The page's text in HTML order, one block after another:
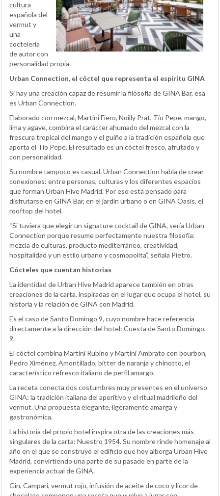
cultura
española del
vermut y
una
coctelería
de autor con
personalidad propia.
Urban Connection, el cóctel que representa el espíritu GINA
Si hay una creación capaz de resumir la filosofía de GINA Bar, esa
es Urban Connection.
Elaborado con mezcal, Martini Fiero, Noilly Prat, Tío Pepe, mango,
lima y agave, combina el carácter ahumado del mezcal con la
frescura tropical del mango y el guiño a la tradición española que
aporta el Tío Pepe. El resultado es un cóctel fresco, afrutado y
con personalidad.
Su nombre tampoco es casual. Urban Connection habla de crear
conexiones: entre personas, culturas y los diferentes espacios
que forman Urban Hive Madrid. Por eso está pensado para
disfrutarse en GINA Bar, en el jardín urbano o en GINA Oasis, el
rooftop del hotel.
“Si tuviera que elegir un signature cocktail de GINA, sería Urban
Connection porque resume perfectamente nuestra filosofía:
mezcla de culturas, producto mediterráneo, creatividad,
hospitalidad y un estilo urbano y cosmopolita”, señala Pietro.
Cócteles que cuentan historias
La identidad de Urban Hive Madrid aparece también en otras
creaciones de la carta, inspiradas en el lugar que ocupa el hotel, su
historia y la relación de GINA con Madrid.
Es el caso de Santo Domingo 9, cuyo nombre hace referencia
directamente a la dirección del hotel: Cuesta de Santo Domingo,
9.
El cóctel combina Martini Rubino y Martini Ambrato con bourbon,
Pedro Ximénez, Amontillado, bitter de naranja y chinotto, el
característico refresco italiano de perfil amargo.
La receta conecta dos costumbres muy presentes en el universo
GINA: la tradición italiana del aperitivo y el ritual madrileño del
vermut. Una propuesta elegante, ligeramente amarga y
gastronómica.
La historia del propio hotel inspira otra de las creaciones más
singulares de la carta: Nuestro 1954. Su nombre rinde homenaje al
año en el que se construyó el edificio que hoy alberga Urban Hive
Madrid, convirtiendo una parte de su pasado en parte de la
experiencia actual de GINA.
Gin, Campari, vermut rojo, infusión de aceite de coco y licor de